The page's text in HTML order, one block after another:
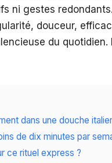
ni gestes
douceur,
du quotidien.
dans une douche
de dix minutes par
ce rituel express ?